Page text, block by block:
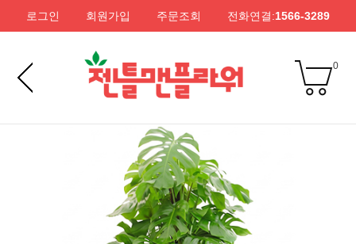
로그인 회원가입 주문조회 전화연결:1566-3289
0